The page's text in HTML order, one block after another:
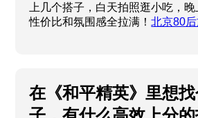
上几个搭子，白天拍照逛小吃，晚
性价比和氛围感全拉满！北京80
在《和平精英》里想